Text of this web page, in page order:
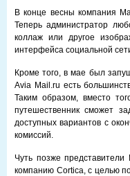
В конце весны компания
Теперь администратор
коллаж или другое
интерфейса социальной
Кроме того, в мае был
Avia Mail.ru есть
Таким образом, вместо
путешественник сможет
доступных вариантов с
комиссий.
Чуть позже
компанию Cortica, с целью